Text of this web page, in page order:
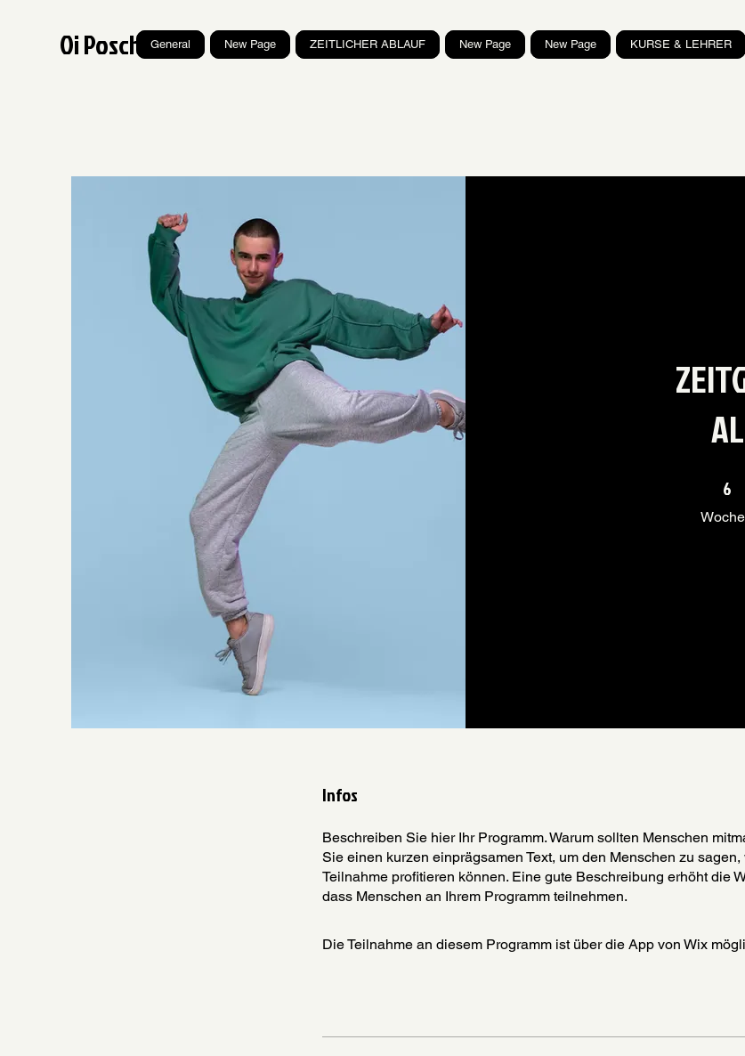
Oi PoschoGeneral New Page ZEITLICHER ABLAUF New Page New Page KURSE & LEHRER
6
Infos
Beschreiben Sie hier Ihr Programm. Warum sollten Menschen
Sie einen kurzen einprägsamen Text, um den Menschen zu
Teilnahme profitieren können. Eine gute Beschreibung erhöht die
dass Menschen an Ihrem Programm teilnehmen.
Die Teilnahme an diesem Programm ist über die App von Wix